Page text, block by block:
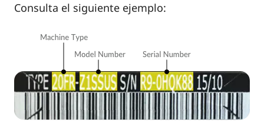
Consulta el siguiente ejemplo: